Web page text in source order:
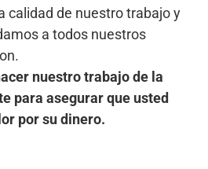
calidad de nuestro trabajo y
a todos nuestros
nuestro trabajo de la
para asegurar que usted
por su dinero.